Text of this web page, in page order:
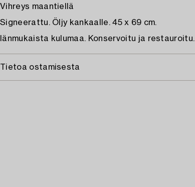
Vihreys maantiellä
Signeerattu. Öljy kankaalle. 45 x 69 cm.
Iänmukaista kulumaa. Konservoitu ja restauroitu.
Tietoa ostamisesta